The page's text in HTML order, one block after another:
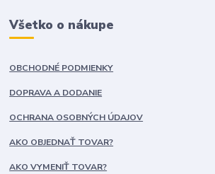
Všetko o nákupe
OBCHODNÉ PODMIENKY
DOPRAVA A DODANIE
OCHRANA OSOBNÝCH ÚDAJOV
AKO OBJEDNAŤ TOVAR?
AKO VYMENIŤ TOVAR?